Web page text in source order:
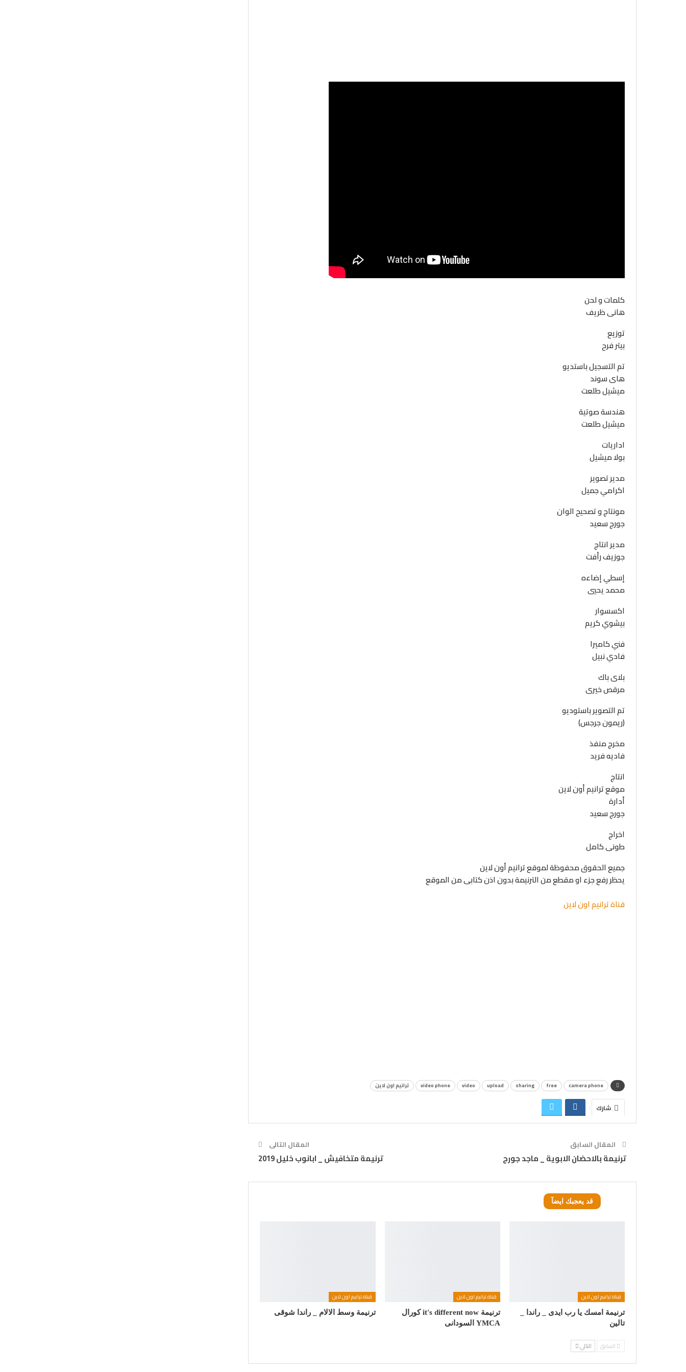
كلمات و لحن
هانى ظريف
توزيع
بيتر فرح
تم التسجيل باستديو
هاى سوند
ميشيل طلعت
هندسة صوتية
ميشيل طلعت
اداريات
بولا ميشيل
مدير تصوير
اكرامي جميل
مونتاج و تصحيح الوان
جورج سعيد
مدير انتاج
جوزيف رأفت
إسطي إضاءه
محمد يحيي
اكسسوار
بيشوي كريم
فني كاميرا
فادي نبيل
بلاى باك
مرقص خيرى
تم التصوير باستوديو
(ريمون جرجس)
مخرج منفذ
فاديه فريد
انتاج
موقع ترانيم أون لاين
أدارة
جورج سعيد
اخراج
طونى كامل
جميع الحقوق محفوظة لموقع ترانيم أون لاين
يحظر رفع جزء او مقطع من الترنيمة بدون اذن كتابى من الموقع
قناة ترانيم اون لاين
camera phone
free
sharing
upload
video
video phone ترانيم اون لاين
شارك
المقال السابق
ترنيمة بالاحضان الابوية _ ماجد جورج
المقال التالى
ترنيمة متخافيش _ ابانوب خليل 2019
قد يعجبك ايضآ
قناة ترانيم اون لاين
ترنيمة امسك يا رب ايدى _ راندا _
تالين
قناة ترانيم اون لاين
ترنيمة it's different now كورال
YMCA السودانى
قناة ترانيم اون لاين
ترنيمة وسط الالام _ راندا شوقى
السابق التالي